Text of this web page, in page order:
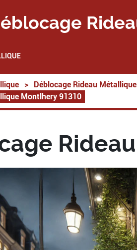
> Déblocage Rideau Métallique
Montlhery 91310